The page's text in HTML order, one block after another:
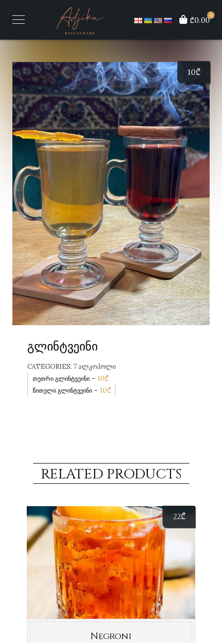
0
₾0.00
გლინტვეინი
CATEGORIES: 7 ᲐᲚᲙᲝᲰᲝᲚᲘ
თეთრი გლინტვეინი - 10₾
წითელი გლინტვეინი - 10₾
10₾
RELATED PRODUCTS
22₾
Negroni